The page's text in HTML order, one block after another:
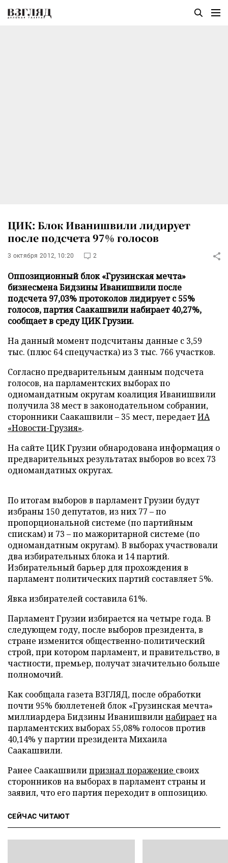
ЦИК: Блок Иванишвили лидирует
после подсчета 97% голосов
3 октября 2012, 10:20 2
Оппозиционный блок «Грузинская мечта»
бизнесмена Бидзины Иванишвили после
подсчета 97,03% протоколов лидирует с 55%
голосов, партия Саакашвили набирает 40,27%,
сообщает в среду ЦИК Грузии.
На данный момент подсчитаны данные с 3,59
тыс. (плюс 64 спецучастка) из 3 тыс. 766 участков.
Согласно предварительным данным подсчета
голосов, на парламентских выборах по
одномандатным округам коалиция Иванишвили
получила 38 мест в законодательном собрании,
сторонники Саакашвили – 35 мест, передаетИА
«Новости-Грузия».
На сайте ЦИК Грузии обнародована информация о
предварительных результатах выборов во всех 73
одномандатных округах.
По итогам выборов в парламент Грузии будут
избраны 150 депутатов, из них 77 – по
пропорциональной системе (по партийным
спискам) и 73 – по мажоритарной системе (по
одномандатным округам). В выборах участвовали
два избирательных блока и 14 партий.
Избирательный барьер для прохождения в
парламент политических партий составляет 5%.
Явка избирателей составила 61%.
Парламент Грузии избирается на четыре года. В
следующем году, после выборов президента, в
стране изменится общественно-политический
строй, при котором парламент, и правительство, в
частности, премьер, получат значительно больше
полномочий.
Как сообщала газета ВЗГЛЯД, после обработки
почти 95% бюллетеней блок «Грузинская мечта»
миллиардера Бидзины Иванишвилинабираетна
парламентских выборах 55,08% голосов против
40,14% у партии президента Михаила
Саакашвили.
Ранее Саакашвилипризнал поражение своих
сторонников на выборах в парламент страны и
заявил, что его партия переходит в оппозицию.
СЕЙЧАС ЧИТАЮТ